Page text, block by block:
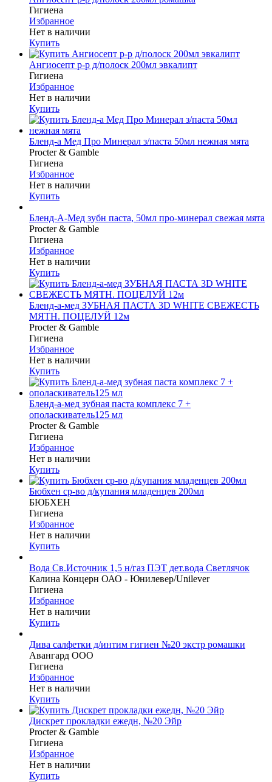
Гигиена
Избранное
Нет в наличии
Купить
Ангиосепт р-р д/полоск 200мл эвкалипт
Гигиена
Избранное
Нет в наличии
Купить
Бленд-а Мед Про Минерал з/паста 50мл нежная мята
Procter & Gamble
Гигиена
Избранное
Нет в наличии
Купить
Бленд-А-Мед зубн паста, 50мл про-минерал свежая мята
Procter & Gamble
Гигиена
Избранное
Нет в наличии
Купить
Бленд-а-мед ЗУБНАЯ ПАСТА 3D WHITE СВЕЖЕСТЬ
МЯТН. ПОЦЕЛУЙ 12м
Procter & Gamble
Гигиена
Избранное
Нет в наличии
Купить
Бленд-а-мед зубная паста комплекс 7 +
ополаскиватель125 мл
Procter & Gamble
Гигиена
Избранное
Нет в наличии
Купить
Бюбхен ср-во д/купания младенцев 200мл
БЮБХЕН
Гигиена
Избранное
Нет в наличии
Купить
Вода Св.Источник 1,5 н/газ ПЭТ дет.вода Светлячок
Калина Концерн ОАО - Юнилевер/Unilever
Гигиена
Избранное
Нет в наличии
Купить
Дива салфетки д/интим гигиен №20 экстр ромашки
Авангард ООО
Гигиена
Избранное
Нет в наличии
Купить
Дискрет прокладки ежедн, №20 Эйр
Procter & Gamble
Гигиена
Избранное
Нет в наличии
Купить